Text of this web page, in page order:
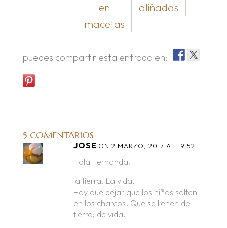
en
macetas
aliñadas
puedes compartir esta entrada en:
5 COMENTARIOS
JOSE ON 2 MARZO, 2017 AT 19:52
Hola Fernanda,
la tierra. La vida.
Hay que dejar que los niños salten
en los charcos. Que se llenen de
tierra; de vida.